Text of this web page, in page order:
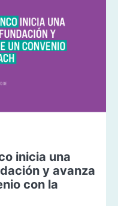
inicia una
y avanza
con la